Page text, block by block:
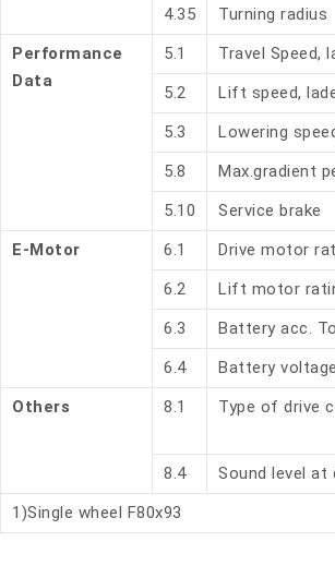
4.35
Turning radius
Performance
Data
5.1
Travel Speed,
5.2
Lift speed,
5.3
Lowering
5.8
Max.gradient
5.10
Service brake
E-Motor
6.1
Drive motor
6.2
Lift motor
6.3
Battery acc.
6.4
Battery
Others
8.1 Type of drive
8.4
Sound level at
1)Single wheel F80x93